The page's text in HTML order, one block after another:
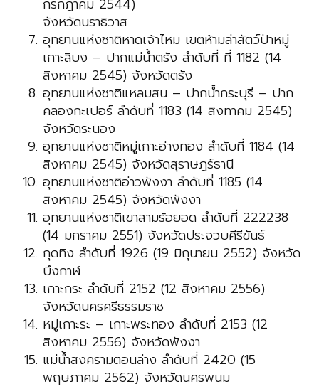
กรกฎาคม 2544)
จังหวัดนราธิวาส
อุทยานแห่งชาติหาดเจ้าไหม เขตห้ามล่าสัตว์ป่าหมู่
เกาะลิบง – ปากแม่น้ำตรัง ลำดับที่ ที่ 1182 (14
สิงหาคม 2545) จังหวัดตรัง
อุทยานแห่งชาติแหลมสน – ปากน้ำกระบุรี – ปาก
คลองกะเปอร์ ลำดับที่ 1183 (14 สิงทาคม 2545)
จังหวัดระนอง
อุทยานแห่งชาติหมู่เกาะอ่างทอง ลำดับที่ 1184 (14
สิงหาคม 2545) จังหวัดสุราษฎร์ธานี
อุทยานแห่งชาติอ่าวพังงา ลำดับที่ 1185 (14
สิงหาคม 2545) จังหวัดพังงา
อุทยานแห่งชาติเขาสามร้อยอด ลำดับที่ 222238
(14 มกราคม 2551) จังหวัดประจวบคีรีขันธ์
กุดทิง ลำดับที่ 1926 (19 มิถุนายน 2552) จังหวัด
บึงกาฬ
เกาะกระ ลำดับที่ 2152 (12 สิงหาคม 2556)
จังหวัดนครศรีธรรมราช
หมู่เกาะระ – เกาะพระทอง ลำดับที่ 2153 (12
สิงหาคม 2556) จังหวัดพังงา
แม่น้ำสงครามตอนล่าง ลำดับที่ 2420 (15
พฤษภาคม 2562) จังหวัดนครพนม